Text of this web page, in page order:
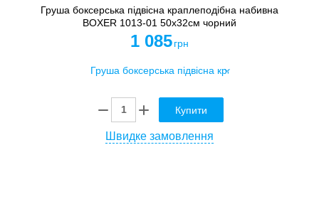
Груша боксерська підвісна краплеподібна набивна
BOXER 1013-01 50x32см чорний
1 085 грн
Купити
Швидке замовлення